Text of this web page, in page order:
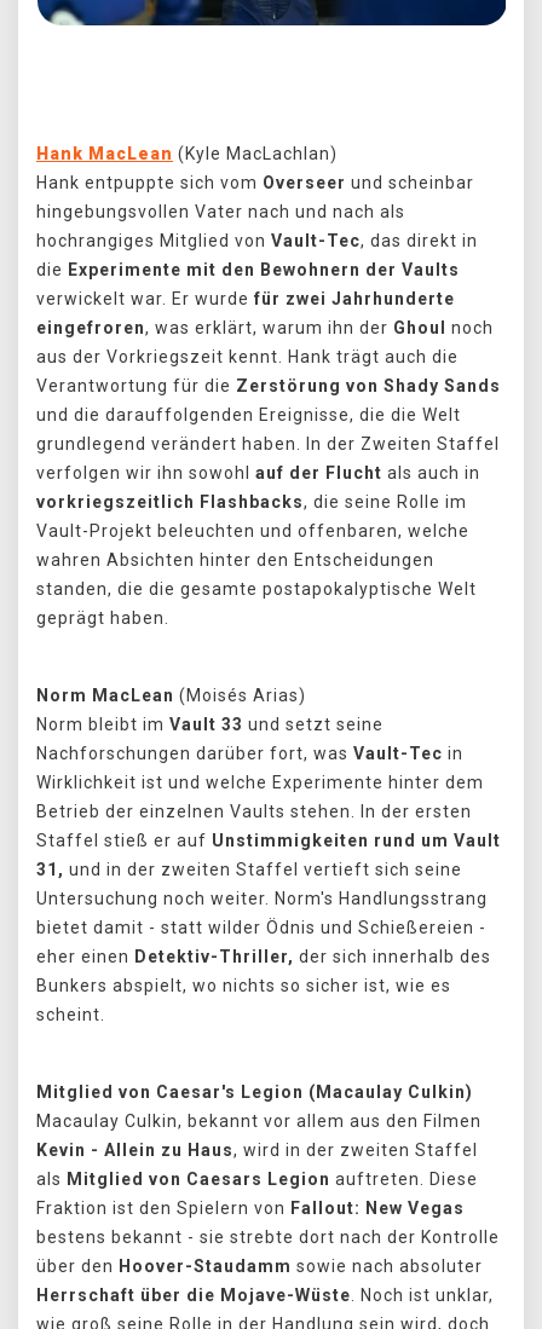
Hank MacLean (Kyle MacLachlan)
Hank entpuppte sich vom Overseer und scheinbar
hingebungsvollen Vater nach und nach als
hochrangiges Mitglied von Vault-Tec, das direkt in
die Experimente mit den Bewohnern der Vaults
verwickelt war. Er wurde für zwei Jahrhunderte
eingefroren, was erklärt, warum ihn der Ghoul
noch
aus der Vorkriegszeit kennt. Hank trägt auch die
Verantwortung für die Zerstörung von Shady Sands
und die darauffolgenden Ereignisse, die die Welt
grundlegend verändert haben. In der Zweiten Staffel
verfolgen wir ihn sowohl
auf der Flucht als auch in
vorkriegszeitlich Flashbacks, die seine Rolle im
Vault-Projekt beleuchten und offenbaren, welche
wahren Absichten hinter den Entscheidungen
standen, die die gesamte postapokalyptische Welt
geprägt haben.
Norm MacLean (Moisés Arias)
Norm bleibt im Vault 33 und setzt seine
Nachforschungen darüber fort, was Vault-Tec in
Wirklichkeit ist und welche Experimente hinter dem
Betrieb der einzelnen Vaults stehen. In der ersten
Staffel stieß er auf Unstimmigkeiten rund um Vault
31, und in der zweiten Staffel vertieft sich seine
Untersuchung noch weiter. Norm's Handlungsstrang
bietet damit - statt wilder Ödnis und Schießereien -
eher einen Detektiv-Thriller, der sich innerhalb des
Bunkers abspielt, wo nichts so sicher ist, wie es
scheint.
Mitglied von Caesar's Legion (Macaulay Culkin)
Macaulay Culkin, bekannt vor allem aus den Filmen
Kevin - Allein zu Haus, wird in der zweiten Staffel
als Mitglied von Caesars Legion auftreten. Diese
Fraktion ist den Spielern von Fallout: New Vegas
bestens bekannt - sie strebte dort nach der Kontrolle
über den Hoover-Staudamm sowie nach absoluter
Herrschaft über die Mojave-Wüste. Noch ist unklar,
wie groß seine Rolle in der Handlung sein wird, doch